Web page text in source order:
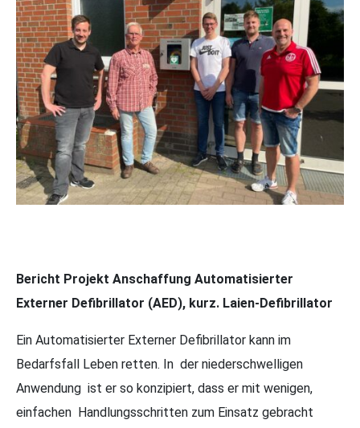
Bericht Projekt Anschaffung Automatisierter
Externer Defibrillator (AED), kurz. Laien-Defibrillator
Ein Automatisierter Externer Defibrillator kann im
Bedarfsfall Leben retten. In der niederschwelligen
Anwendung ist er so konzipiert, dass er mit wenigen,
einfachen Handlungsschritten zum Einsatz gebracht